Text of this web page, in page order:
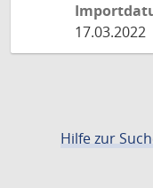
17.03.2022
Hilfe zur